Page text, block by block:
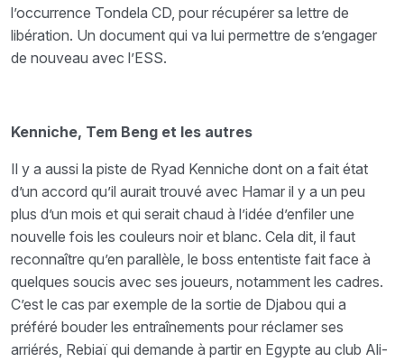
l’occurrence Tondela CD, pour récupérer sa lettre de
libération. Un document qui va lui permettre de s’engager
de nouveau avec l’ESS.
Kenniche, Tem Beng et les autres
Il y a aussi la piste de Ryad Kenniche dont on a fait état
d’un accord qu’il aurait trouvé avec Hamar il y a un peu
plus d’un mois et qui serait chaud à l’idée d’enfiler une
nouvelle fois les couleurs noir et blanc. Cela dit, il faut
reconnaître qu’en parallèle, le boss ententiste fait face à
quelques soucis avec ses joueurs, notamment les cadres.
C’est le cas par exemple de la sortie de Djabou qui a
préféré bouder les entraînements pour réclamer ses
arriérés, Rebiaï qui demande à partir en Egypte au club Ali-